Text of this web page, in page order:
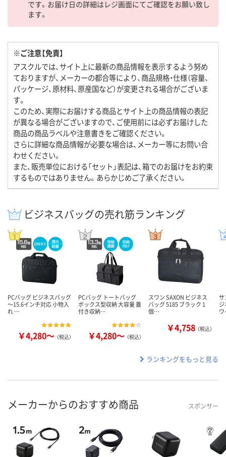
です。お届け日の詳細はレジ画面にてご確認をお願い致し
ます。
※ご注意【免責】
アスクルでは、サイト上に最新の商品情報を表示するよう努め
ておりますが、メーカーの都合等により、商品規格・仕様（容量、
パッケージ、原材料、原産国など）が変更される場合がございま
す。
このため、実際にお届けする商品とサイト上の商品情報の表記
が異なる場合がございますので、ご使用前には必ずお届けした
商品の商品ラベルや注意書きをご確認ください。
さらに詳細な商品情報が必要な場合は、メーカー等にお問い合
わせください。
また、販売単位における「セット」表記は、箱でのお届けをお約束
するものではありません。あらかじめご了承ください。
ビジネスバッグの売れ筋ランキング
PCバッグ ビジネスバッグ
～15.6インチ対応 小物入
れ …
￥4,280～ （税込）
PCバッグ トートバッグ
ボックス型収納 大容量 蓋
付き収納…
￥4,280～ （税込）
スワン SAXON ビジネス
バッグ 5185 ブラック 1
個…
￥4,758 （税込）
サ
ランキングをもっと見る
メーカーからのおすすめ商品 スポンサー